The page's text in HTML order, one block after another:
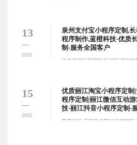
了解客户所在行业特性、业务流
求以及长远的平台运营规划，深
求。:
13
2025
泉州支付宝小程序定制,
程序制作,蓝橙科技-优质
制-服务全国客户
长春营销游戏定制|泉州私域游戏
设计、程序开发和独立部署，确
15
2025
优质丽江淘宝小程序定制
程序定制|丽江微信互动
技-丽江抖音小程序定制-
蓝橙科技-丽江微信互动游戏定制